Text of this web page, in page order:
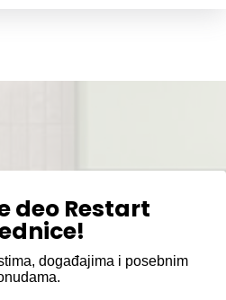
deo Restart
događajima i posebnim